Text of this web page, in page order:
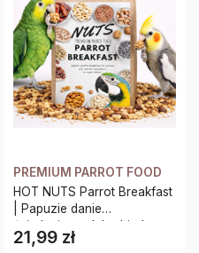
PREMIUM PARROT FOOD
HOT NUTS Parrot Breakfast
| Papuzie danie
śniadaniowe, lub obiadowe
| Pokarm dla papug na
Cena
21,99 zł